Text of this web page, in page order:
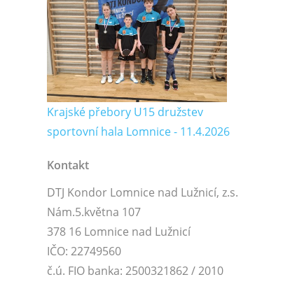
Krajské přebory U15 družstev
sportovní hala Lomnice - 11.4.2026
Kontakt
DTJ Kondor Lomnice nad Lužnicí, z.s.
Nám.5.května 107
378 16 Lomnice nad Lužnicí
IČO: 22749560
č.ú. FIO banka: 2500321862 / 2010